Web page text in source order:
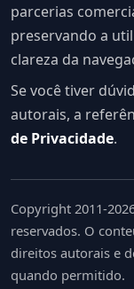
parcerias
preservando a
clareza da
Se você tiver
autorais, a
de Privacidade.
Copyright 2011-
reservados. O
direitos autorais e
quando permitido.